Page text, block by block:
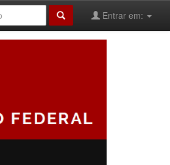
Entrar em: